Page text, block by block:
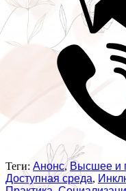
Теги: Анонс,Высшее и
Доступная среда,